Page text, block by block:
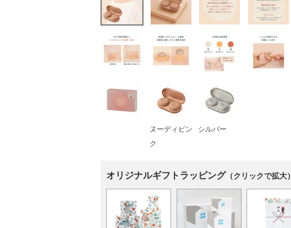
ヌーディピン
ク
シルバー
オリジナルギフトラッピング（クリックで拡大）